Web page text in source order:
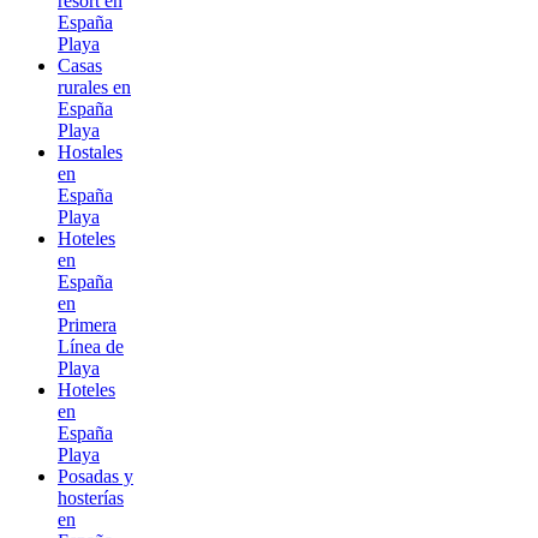
España
Playa
Casas
rurales en
España
Playa
Hostales
en
España
Playa
Hoteles
en
España
en
Primera
Línea de
Playa
Hoteles
en
España
Playa
Posadas y
hosterías
en